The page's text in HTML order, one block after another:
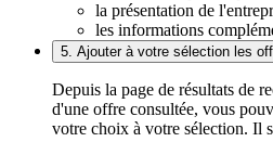
la présentation de
les informations
5. Ajouter à votre sélection les
Depuis la page de résultats de
d'une offre consultée, vous
votre choix à votre sélection. Il